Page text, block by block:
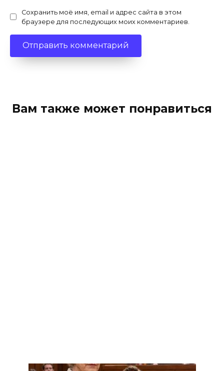
Сохранить моё имя, email и адрес сайта в этом
браузере для последующих моих комментариев.
Вам также может понравиться